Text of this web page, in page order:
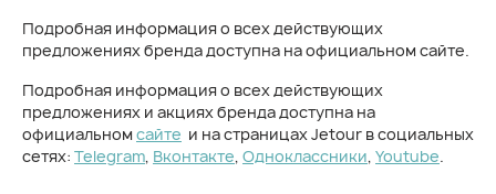
Подробная информация о всех действующих
предложениях бренда доступна на официальном сайте.
Подробная информация о всех действующих
предложениях и акциях бренда доступна на
официальномсайте и на страницах Jetour в социальных
сетях: Telegram, Вконтакте, Одноклассники, Youtube.